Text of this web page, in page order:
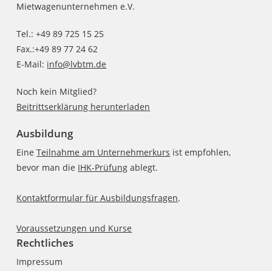
Mietwagenunternehmen e.V.
Tel.: +49 89 725 15 25
Fax.:+49 89 77 24 62
E-Mail: info@lvbtm.de
Noch kein Mitglied?
Beitrittserklärung herunterladen
Ausbildung
EineTeilnahme am Unternehmerkurs ist empfohlen,
bevor man die IHK-Prüfung ablegt.
Kontaktformular für Ausbildungsfragen.
Voraussetzungen und Kurse
Rechtliches
Impressum